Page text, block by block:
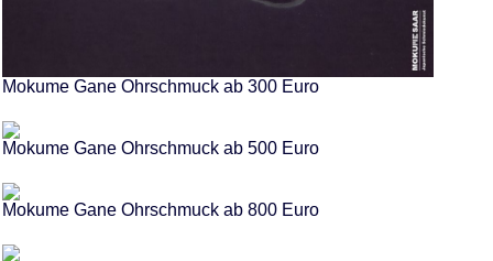
Mokume Gane Ohrschmuck ab 300 Euro
Mokume Gane Ohrschmuck ab 500 Euro
Mokume Gane Ohrschmuck ab 800 Euro